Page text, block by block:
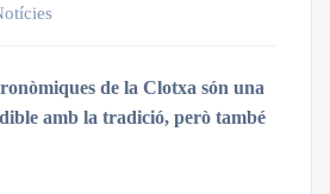
de la Clotxa són una
amb la tradició, però també